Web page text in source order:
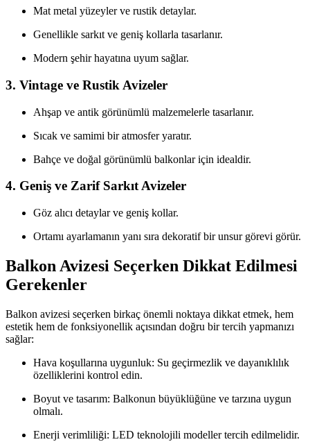
Mat metal yüzeyler ve rustik detaylar.
Genellikle sarkıt ve geniş kollarla tasarlanır.
Modern şehir hayatına uyum sağlar.
3. Vintage ve Rustik Avizeler
Ahşap ve antik görünümlü malzemelerle tasarlanır.
Sıcak ve samimi bir atmosfer yaratır.
Bahçe ve doğal görünümlü balkonlar için idealdir.
4. Geniş ve Zarif Sarkıt Avizeler
Göz alıcı detaylar ve geniş kollar.
Ortamı ayarlamanın yanı sıra dekoratif bir unsur görevi görür.
Balkon Avizesi Seçerken Dikkat Edilmesi
Gerekenler
Balkon avizesi seçerken birkaç önemli noktaya dikkat etmek, hem
estetik hem de fonksiyonellik açısından doğru bir tercih yapmanızı
sağlar:
Hava koşullarına uygunluk: Su geçirmezlik ve dayanıklılık
özelliklerini kontrol edin.
Boyut ve tasarım: Balkonun büyüklüğüne ve tarzına uygun
olmalı.
Enerji verimliliği: LED teknolojili modeller tercih edilmelidir.